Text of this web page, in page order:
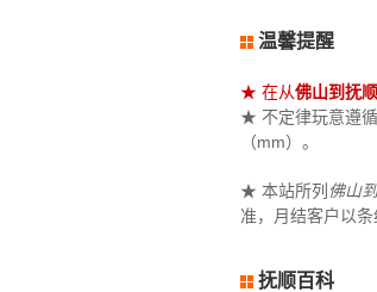
温馨提醒
★ 在从佛山到抚
★ 不定律玩意遵
（mm）。
★ 本站所列 佛山
准，月结客户以条
抚顺百科